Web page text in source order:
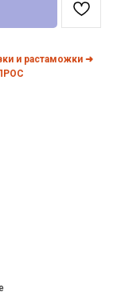
и растаможки ➜